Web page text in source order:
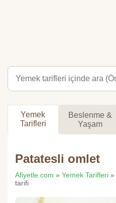
Yemek
Tarifleri
Beslenme &
Yaşam
Patatesli omlet
Afiyetle.com » Yemek Tarifleri »
tarifi